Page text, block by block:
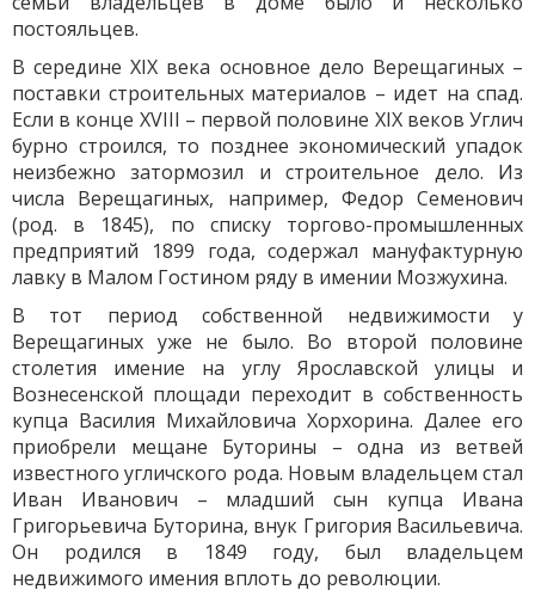
постояльцев.
В середине XIX века основное дело Верещагиных –
поставки строительных материалов – идет на спад.
Если в конце XVIII – первой половине XIX веков Углич
бурно строился, то позднее экономический упадок
неизбежно затормозил и строительное дело. Из
числа Верещагиных, например, Федор Семенович
(род. в 1845), по списку торгово-промышленных
предприятий 1899 года, содержал мануфактурную
лавку в Малом Гостином ряду в имении Мозжухина.
В тот период собственной недвижимости у
Верещагиных уже не было. Во второй половине
столетия имение на углу Ярославской улицы и
Вознесенской площади переходит в собственность
купца Василия Михайловича Хорхорина. Далее его
приобрели мещане Буторины – одна из ветвей
известного угличского рода. Новым владельцем стал
Иван Иванович – младший сын купца Ивана
Григорьевича Буторина, внук Григория Васильевича.
Он родился в 1849 году, был владельцем
недвижимого имения вплоть до революции.